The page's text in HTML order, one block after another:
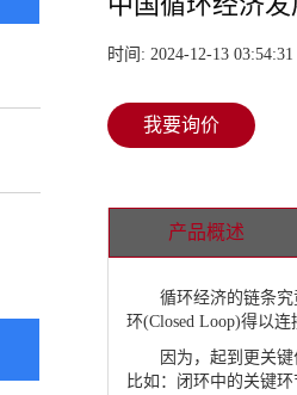
时间: 2024-12-13
我要询价
产品概述
循环经济的链条究竟
环(Closed Loop)得以
因为，起到更关键作
比如：闭环中的关键